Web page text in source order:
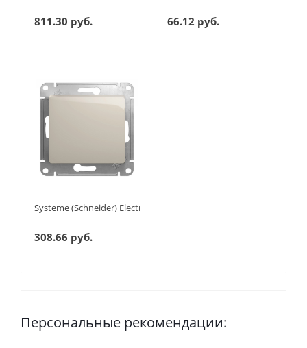
811.30 руб. 66.12 руб.
Systeme (Schneider) Electric GLOSSA 1-клавишный
308.66 руб.
Персональные рекомендации: